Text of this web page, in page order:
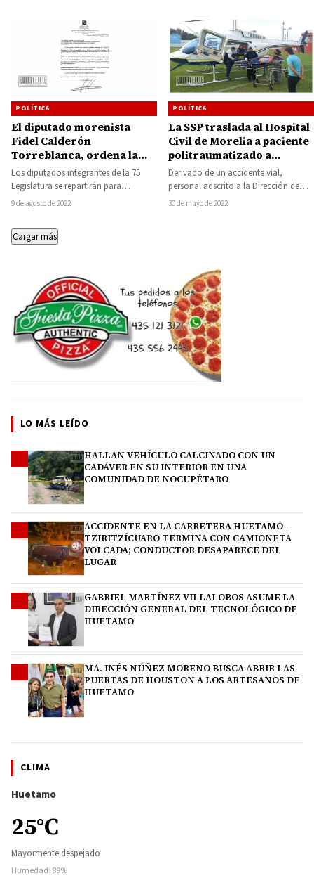
Poder Judicial de la
Federación
POLÍTICA
El diputado morenista
Fidel Calderón
Torreblanca, ordena la
repartición de dos
millones de pesos
adicionales cada mes
entre sus compañeros
legisladores
Los diputados integrantes de la 75
Legislatura se repartirán para
“gestión”, dos millones de pesos al
9 de agosto de 2022
POLÍTICA
La SSP traslada al Hospital
Civil de Morelia a paciente
politraumatizado a
consecuencia de accidente
en motocicleta
Derivado de un accidente vial,
personal adscrito a la Dirección de
Servicios Aéreos de la Secretaría de
30 de mayo de 2022
Cargar más
LO MÁS LEÍDO
HALLAN VEHÍCULO CALCINADO CON UN
CADÁVER EN SU INTERIOR EN UNA
COMUNIDAD DE NOCUPÉTARO
ACCIDENTE EN LA CARRETERA HUETAMO–
TZIRITZÍCUARO TERMINA CON CAMIONETA
VOLCADA; CONDUCTOR DESAPARECE DEL
LUGAR
GABRIEL MARTÍNEZ VILLALOBOS ASUME LA
DIRECCIÓN GENERAL DEL TECNOLÓGICO DE
HUETAMO
MA. INÉS NÚÑEZ MORENO BUSCA ABRIR LAS
PUERTAS DE HOUSTON A LOS ARTESANOS DE
HUETAMO
CLIMA
Huetamo
25°C
Mayormente despejado
Humedad: 89%